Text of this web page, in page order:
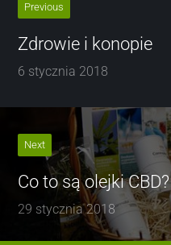
Previous
Zdrowie i konopie
6 stycznia 2018
Next
Co to są olejki CBD?
29 stycznia 2018